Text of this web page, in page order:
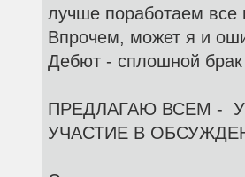
лучше поработаем все
Впрочем, может я и
Дебют - сплошной
ПРЕДЛАГАЮ ВСЕМ -
УЧАСТИЕ В